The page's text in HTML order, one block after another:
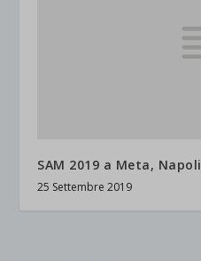
SAM 2019 a Meta, Napoli
25 Settembre 2019